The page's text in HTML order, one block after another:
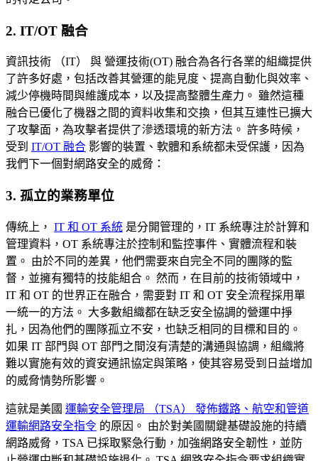
2. IT/OT 融合
資訊技術 （IT） 與 營運技術(OT) 融合為各行各業的組織提供
了許多好處，包括改善其營運的能見度、提高自動化與效率、
減少停機時間與維護成本，以及提高整體生產力。 雖然這種
融合已優化了機器之間的資料收集和交換，但其互連性已擴大
了攻擊面，為攻擊者提供了滲透環境的新方法。 許多時候，
受到 IT/OT 融合 影響的裝置、軟體和系統都未受保護，因為
我們下一個對網路安全的威脅：
3. 孤立的業務單位
傳統上， IT 和 OT 系統 是分開管理的，IT 系統專注於計算和
管理資料，OT 系統專注於控制和監控事件、實體流程和裝
置。 由於不同的差異，他們需要來自完全不同的團隊的監
督，並擁有獨特的技能組合。 然而，在目前的技術領域中，
IT 和 OT 的世界正在融合，需要對 IT 和 OT 安全流程採用單
一統一的方法。 大多數組織都在缺乏安全協調的營運中掙
扎，因為他們的團隊孤立不安，也缺乏相同的目標和目的。
如果 IT 部門與 OT 部門之間沒有清楚的溝通與協調，組織將
難以實施有效的資安通訊協定與策略，使其容易受到日益增加
的威脅情勢所影響。
這就是美國 運輸安全管理局 （TSA） 發佈鐵路、航空和管道
運輸網路安全指令 的原因。 由於對美國關鍵基礎設施的持續
網路威脅，TSA 已採取緊急行動，加強網路安全韌性，並防